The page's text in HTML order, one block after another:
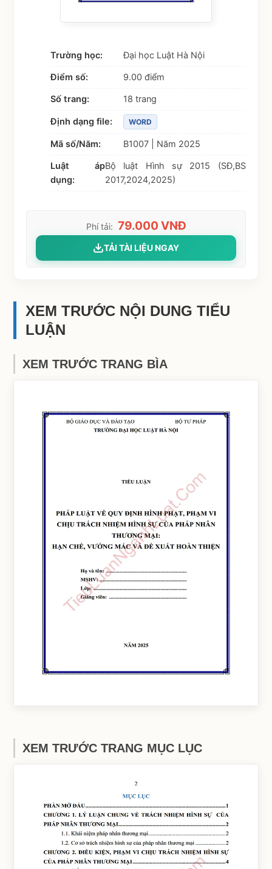
Trường học:
Đại học Luật Hà Nội
Điểm số:
9.00 điểm
Số trang:
18 trang
Định dạng file: WORD
Mã số/Năm:
B1007 | Năm 2025
Luật áp
dụng:
Bộ luật Hình sự 2015 (SĐ,BS
2017,2024,2025)
Phí tải: 79.000 VNĐ
TẢI TÀI LIỆU NGAY
XEM TRƯỚC NỘI DUNG TIỂU
LUẬN
XEM TRƯỚC TRANG BÌA
XEM TRƯỚC TRANG MỤC LỤC